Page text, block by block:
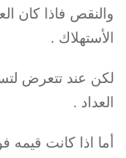
والنقص فاذا كان
الأستهلاك .
لكن عند تتعرض
العداد .
أما اذا كانت قيمه